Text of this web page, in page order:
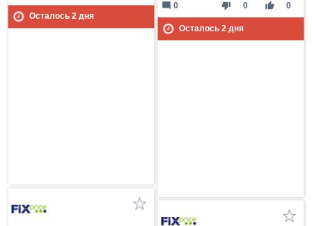
Осталось 2дня
thumb_down 0 thumb_up 0
mode_comment 0
Осталось 2дня